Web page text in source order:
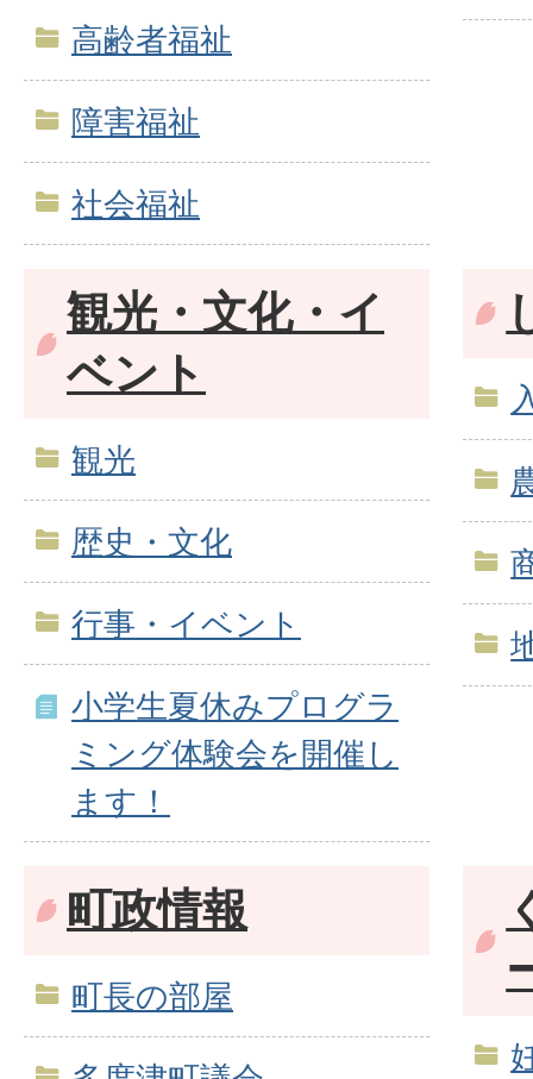
高齢者福祉
障害福祉
社会福祉
観光・文化・イ
ベント
観光
歴史・文化
行事・イベント
小学生夏休みプログラ
ミング体験会を開催し
ます！
町政情報
町長の部屋